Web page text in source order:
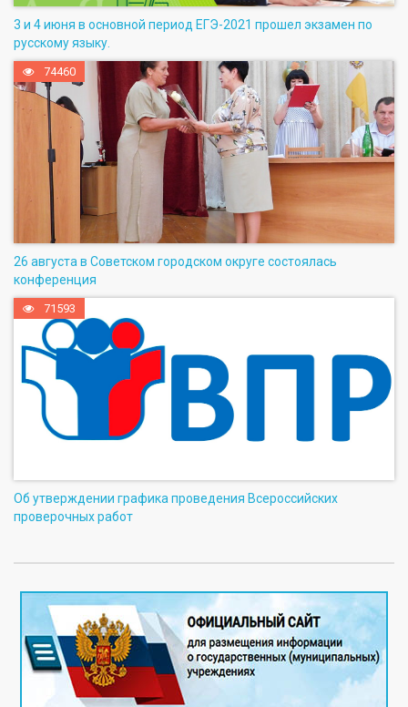
3 и 4 июня в основной период ЕГЭ-2021 прошел экзамен по
русскому языку.
74460
26 августа в Советском городском округе состоялась
конференция
71593
Об утверждении графика проведения Всероссийских
проверочных работ